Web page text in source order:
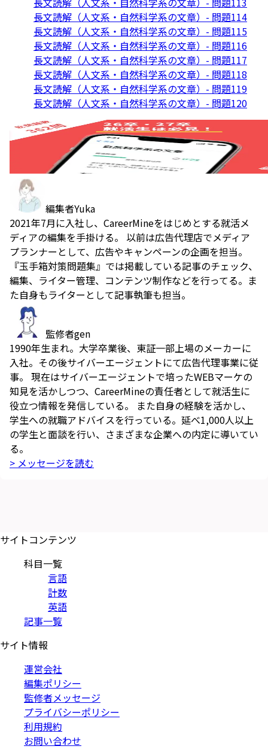
長文読解（人文系・自然科学系の文章）- 問題114
長文読解（人文系・自然科学系の文章）- 問題115
長文読解（人文系・自然科学系の文章）- 問題116
長文読解（人文系・自然科学系の文章）- 問題117
長文読解（人文系・自然科学系の文章）- 問題118
長文読解（人文系・自然科学系の文章）- 問題119
長文読解（人文系・自然科学系の文章）- 問題120
編集者Yuka
2021年7月に入社し、CareerMineをはじめとする就活メ
ディアの編集を手掛ける。 以前は広告代理店でメディア
プランナーとして、広告やキャンペーンの企画を担当。
『玉手箱対策問題集』では掲載している記事のチェック、
編集、ライター管理、コンテンツ制作などを行ってる。ま
た自身もライターとして記事執筆も担当。
監修者gen
1990年生まれ。大学卒業後、東証一部上場のメーカーに
入社。その後サイバーエージェントにて広告代理事業に従
事。 現在はサイバーエージェントで培ったWEBマーケの
知見を活かしつつ、CareerMineの責任者として就活生に
役立つ情報を発信している。 また自身の経験を活かし、
学生への就職アドバイスを行っている。延べ1,000人以上
の学生と面談を行い、さまざまな企業への内定に導いてい
る。
> メッセージを読む
サイトコンテンツ
科目一覧
言語
計数
英語
記事一覧
サイト情報
運営会社
編集ポリシー
監修者メッセージ
プライバシーポリシー
利用規約
お問い合わせ